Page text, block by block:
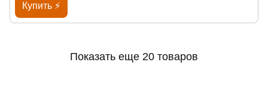
Купить ⚡
Показать еще 20 товаров